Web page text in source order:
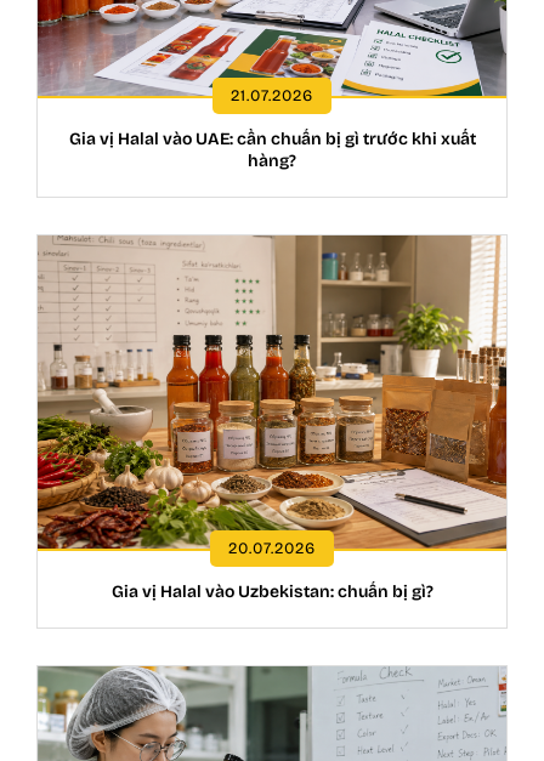
21.07.2026
Gia vị Halal vào UAE: cần chuẩn bị gì trước khi xuất
hàng?
20.07.2026
Gia vị Halal vào Uzbekistan: chuẩn bị gì?